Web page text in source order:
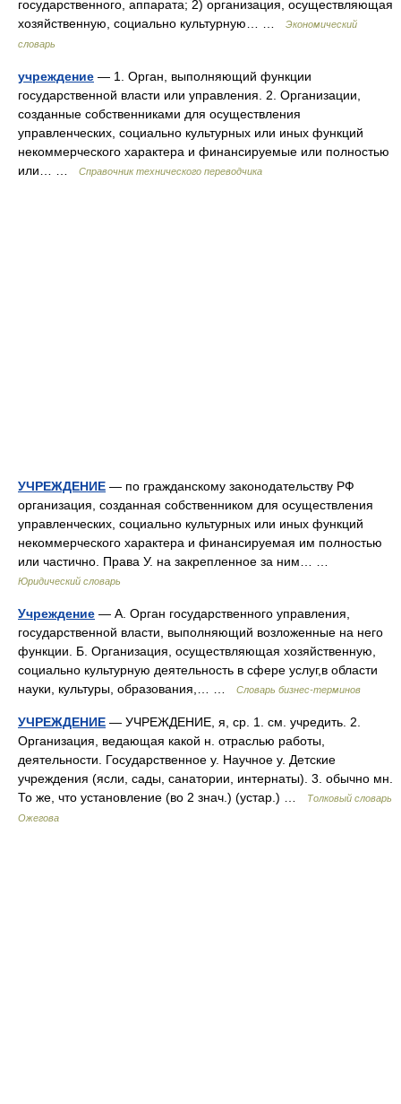
государственного, аппарата; 2) организация, осуществляющая
хозяйственную, социально культурную… …
Экономический
словарь
учреждение — 1. Орган, выполняющий функции
государственной власти или управления. 2. Организации,
созданные собственниками для осуществления
управленческих, социально культурных или иных функций
некоммерческого характера и финансируемые или полностью
или… …
Справочник технического переводчика
УЧРЕЖДЕНИЕ — по гражданскому законодательству РФ
организация, созданная собственником для осуществления
управленческих, социально культурных или иных функций
некоммерческого характера и финансируемая им полностью
или частично. Права У. на закрепленное за ним… …
Юридический словарь
Учреждение — А. Орган государственного управления,
государственной власти, выполняющий возложенные на него
функции. Б. Организация, осуществляющая хозяйственную,
социально культурную деятельность в сфере услуг,в области
науки, культуры, образования,… …
Словарь бизнес-терминов
УЧРЕЖДЕНИЕ — УЧРЕЖДЕНИЕ, я, ср. 1. см. учредить. 2.
Организация, ведающая какой н. отраслью работы,
деятельности. Государственное у. Научное у. Детские
учреждения (ясли, сады, санатории, интернаты). 3. обычно мн.
То же, что установление (во 2 знач.) (устар.) …
Толковый словарь
Ожегова